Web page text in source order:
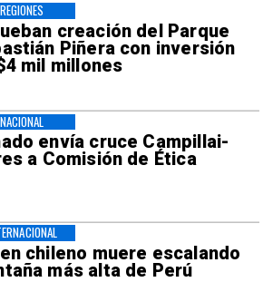
creación del Parque
Piñera con inversión
mil millones
REGIONES
envía cruce Campillai-
a Comisión de Ética
NACIONAL
chileno muere escalando
más alta de Perú